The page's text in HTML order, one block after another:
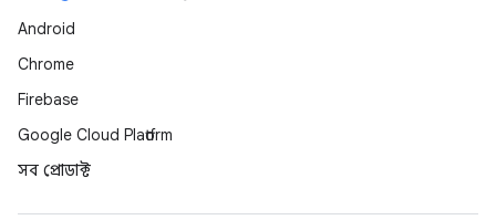
Android
Chrome
Firebase
Google Cloud Platform
সব প্রোডাক্ট